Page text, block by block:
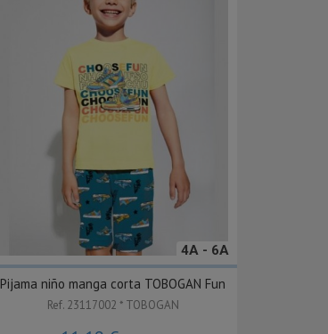
4A - 6A
Pijama niño manga corta TOBOGAN Fun
Ref. 23117002 * TOBOGAN